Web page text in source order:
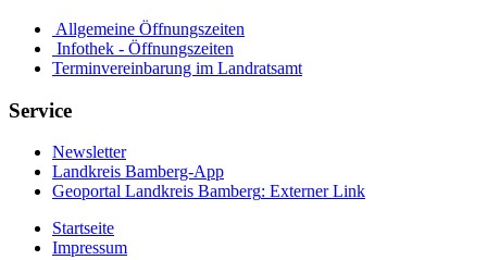
Allgemeine Öffnungszeiten
Infothek - Öffnungszeiten
Terminvereinbarung im Landratsamt
Service
Newsletter
Landkreis Bamberg-App
Geoportal Landkreis Bamberg: Externer Link
Startseite
Impressum